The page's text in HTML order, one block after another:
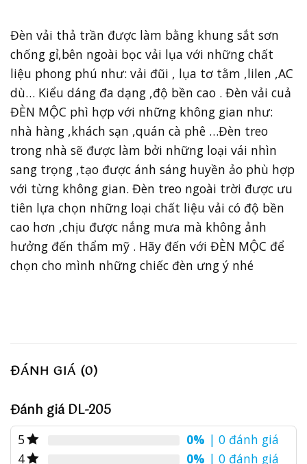
Đèn vải thả trần được làm bằng khung sắt sơn
chống gỉ,bên ngoài bọc vải lụa với những chất
liệu phong phú như: vải đũi , lụa tơ tằm ,lilen ,AC
dù… Kiểu dáng đa dạng ,độ bền cao . Đèn vải cuả
ĐÈN MỘC phì hợp với những không gian như:
nhà hàng ,khách sạn ,quán cà phê …Đèn treo
trong nhà sẽ được làm bởi những loại vái nhìn
sang trọng ,tạo được ánh sáng huyền ảo phù hợp
với từng không gian. Đèn treo ngoài trời được ưu
tiên lựa chọn những loại chất liệu vải có độ bền
cao hơn ,chịu được nắng mưa mà không ảnh
hưởng đến thẩm mỹ . Hãy đến với ĐÈN MỘC để
chọn cho mình những chiếc đèn ưng ý nhé
ĐÁNH GIÁ (0)
Đánh giá DL-205
5 0% | 0 đánh giá
4
0% | 0 đánh giá